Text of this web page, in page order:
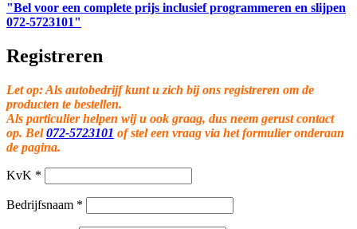
"Bel voor een complete prijs inclusief programmeren en slijpen
072-5723101"
Registreren
Let op: Als autobedrijf kunt u zich bij ons registreren om de
producten te bestellen.
Als particulier helpen wij u ook graag, dus neem gerust contact
op. Bel072-5723101 of stel een vraag via het formulier onderaan
de pagina.
KvK *
Bedrijfsnaam *